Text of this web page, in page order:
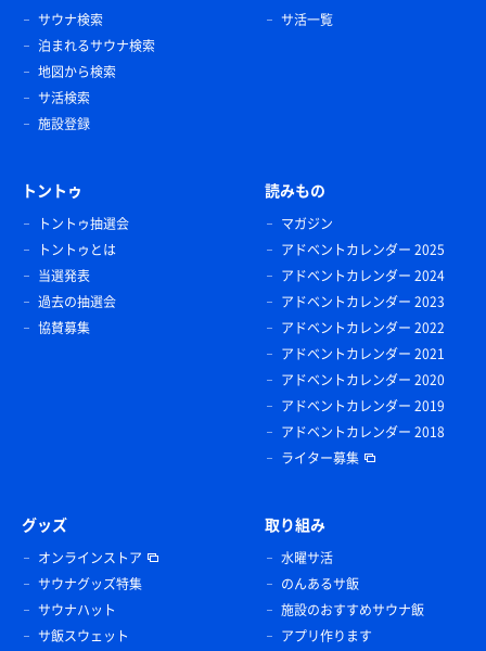
サウナ検索
泊まれるサウナ検索
地図から検索
サ活検索
施設登録
サ活一覧
トントゥ
トントゥ抽選会
トントゥとは
当選発表
過去の抽選会
協賛募集
読みもの
マガジン
アドベントカレンダー 2025
アドベントカレンダー 2024
アドベントカレンダー 2023
アドベントカレンダー 2022
アドベントカレンダー 2021
アドベントカレンダー 2020
アドベントカレンダー 2019
アドベントカレンダー 2018
ライター募集
グッズ
オンラインストア
サウナグッズ特集
サウナハット
サ飯スウェット
取り組み
水曜サ活
のんあるサ飯
施設のおすすめサウナ飯
アプリ作ります